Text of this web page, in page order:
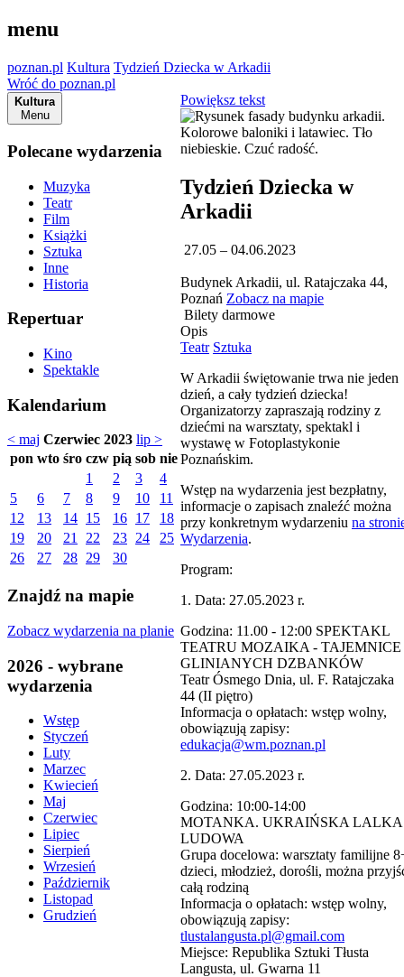
menu
poznan.pl Kultura Tydzień Dziecka w Arkadii
Wróć do poznan.pl
Kultura
Menu
Polecane wydarzenia
Muzyka
Teatr
Film
Książki
Sztuka
Inne
Historia
Repertuar
Kino
Spektakle
Kalendarium
< maj Czerwiec 2023 lip >
pon wto śro czw pią sob nie
1
2 3
4
5
6 7 8 9 10
11
12
13 14 15 16 17
18
19
20 21 22 23 24
25
26
27 28 29 30
Znajdź na mapie
Zobacz wydarzenia na planie
2026 - wybrane
wydarzenia
Wstęp
Styczeń
Luty
Marzec
Kwiecień
Maj
Czerwiec
Lipiec
Sierpień
Wrzesień
Październik
Listopad
Grudzień
Powiększ tekst
Tydzień Dziecka w
Arkadii
27.05 – 04.06.2023
Budynek Arkadii, ul. Ratajczaka 44,
Poznań Zobacz na mapie
Bilety darmowe
Opis
Teatr Sztuka
W Arkadii świętowanie trwa nie jeden
dzień, a cały tydzień dziecka!
Organizatorzy zapraszają rodziny z
dziećmi na warsztaty, spektakl i
wystawę w Fotoplastykonie
Poznańskim.
Wstęp na wydarzenia jest bezpłatny,
informacje o zapisach znaleźć można
przy konkretnym wydarzeniu na
Wydarzenia.
Program:
1. Data: 27.05.2023 r.
Godzina: 11.00 - 12:00 SPEKTAKL
TEATRU MOZAIKA - TAJEMNICE
GLINIANYCH DZBANKÓW
Teatr Ósmego Dnia, ul. F. Ratajczaka
44 (II piętro)
Informacja o opłatach: wstęp wolny,
obowiązują zapisy:
edukacja@wm.poznan.pl
2. Data: 27.05.2023 r.
Godzina: 10:00-14:00
MOTANKA. UKRAIŃSKA LALKA
LUDOWA
Grupa docelowa: warsztaty familijne
dzieci, młodzież, dorośli, można
całą rodziną
Informacja o opłatach: wstęp wolny,
obowiązują zapisy:
tlustalangusta.pl@gmail.com
Miejsce: Republika Sztuki Tłusta
Langusta, ul. Gwarna 11